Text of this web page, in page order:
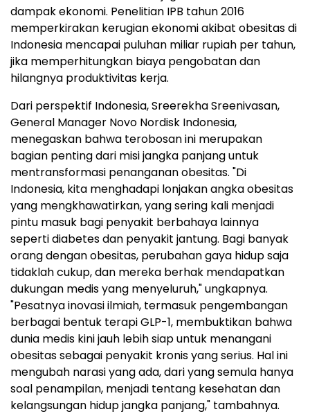
dampak ekonomi. Penelitian IPB tahun 2016
memperkirakan kerugian ekonomi akibat obesitas di
Indonesia mencapai puluhan miliar rupiah per tahun,
jika memperhitungkan biaya pengobatan dan
hilangnya produktivitas kerja.
Dari perspektif Indonesia, Sreerekha Sreenivasan,
General Manager Novo Nordisk Indonesia,
menegaskan bahwa terobosan ini merupakan
bagian penting dari misi jangka panjang untuk
mentransformasi penanganan obesitas. "Di
Indonesia, kita menghadapi lonjakan angka obesitas
yang mengkhawatirkan, yang sering kali menjadi
pintu masuk bagi penyakit berbahaya lainnya
seperti diabetes dan penyakit jantung. Bagi banyak
orang dengan obesitas, perubahan gaya hidup saja
tidaklah cukup, dan mereka berhak mendapatkan
dukungan medis yang menyeluruh," ungkapnya.
"Pesatnya inovasi ilmiah, termasuk pengembangan
berbagai bentuk terapi GLP-1, membuktikan bahwa
dunia medis kini jauh lebih siap untuk menangani
obesitas sebagai penyakit kronis yang serius. Hal ini
mengubah narasi yang ada, dari yang semula hanya
soal penampilan, menjadi tentang kesehatan dan
kelangsungan hidup jangka panjang," tambahnya.